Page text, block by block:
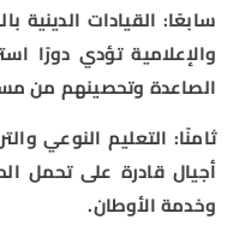
سابعًا: القيادات الدينية
والإعلامية تؤدي دورًا
الصاعدة وتحصينهم من
ثامنًا: التعليم النوعي
أجيال قادرة على تحمل
وخدمة الأوطان.